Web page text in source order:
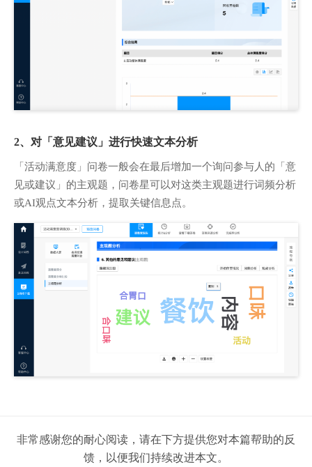
2、对「意见建议」进行快速文本分析
「活动满意度」问卷一般会在最后增加一个询问参与人的「意
见或建议」的主观题，问卷星可以对这类主观题进行词频分析
或AI观点文本分析，提取关键信息点。
非常感谢您的耐心阅读，请在下方提供您对本篇帮助的反
馈，以便我们持续改进本文。